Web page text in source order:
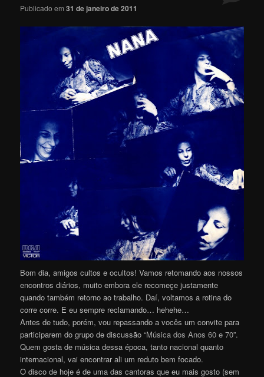
Publicado em31 de janeiro de 2011
Bom dia, amigos cultos e ocultos! Vamos retomando aos nossos
encontros diários, muito embora ele recomeçe justamente
quando também retorno ao trabalho. Daí, voltamos a rotina do
corre corre. E eu sempre reclamando… hehehe…
Antes de tudo, porém, vou repassando a vocês um convite para
participarem do grupo de discussão“Música dos Anos 60 e 70”.
Quem gosta de música dessa época, tanto nacional quanto
internacional, vai encontrar ali um reduto bem focado.
O disco de hoje é de uma das cantoras que eu mais gosto (sem